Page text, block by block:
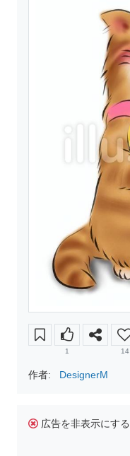
1 14
作者: DesignerM
広告を非表示にする